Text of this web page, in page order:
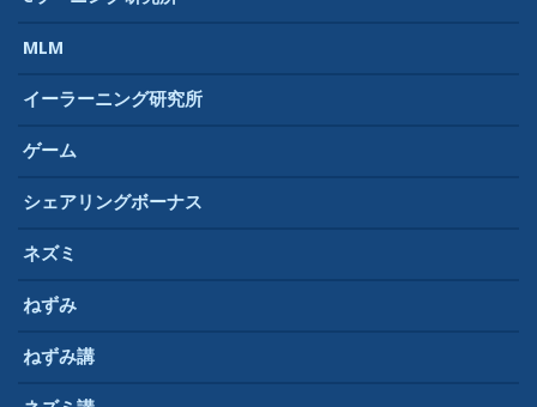
MLM
イーラーニング研究所
ゲーム
シェアリングボーナス
ネズミ
ねずみ
ねずみ講